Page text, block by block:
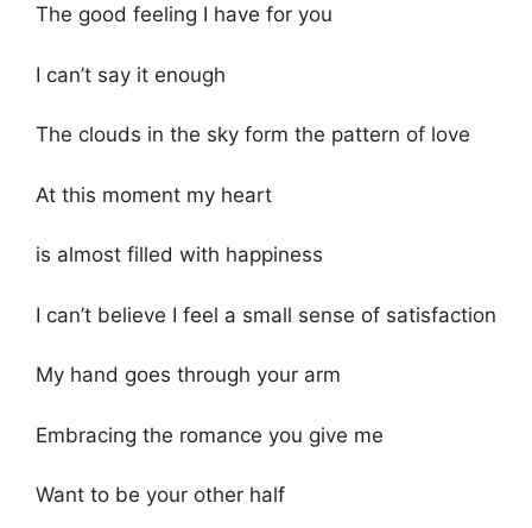
The good feeling I have for you
I can’t say it enough
The clouds in the sky form the pattern of love
At this moment my heart
is almost filled with happiness
I can’t believe I feel a small sense of satisfaction
My hand goes through your arm
Embracing the romance you give me
Want to be your other half